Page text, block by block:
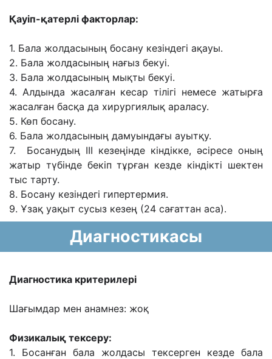
Қауіп-қатерлі факторлар:
1. Бала жолдасының босану кезіндегі ақауы.
2. Бала жолдасының нағыз бекуі.
3. Бала жолдасының мықты бекуі.
4. Алдында жасалған кесар тілігі немесе жатырға
жасалған басқа да хирургиялық араласу.
5. Көп босану.
6. Бала жолдасының дамуындағы ауытқу.
7. Босанудың III кезеңінде кіндікке, әсіресе оның
жатыр түбінде бекіп тұрған кезде кіндікті шектен
тыс тарту.
8. Босану кезіндегі гипертермия.
9. Ұзақ уақыт сусыз кезең (24 сағаттан аса).
Диагностикасы
Диагностика критерилері
Шағымдар мен анамнез: жоқ
Физикалық тексеру:
1. Босанған бала жолдасы тексерген кезде бала